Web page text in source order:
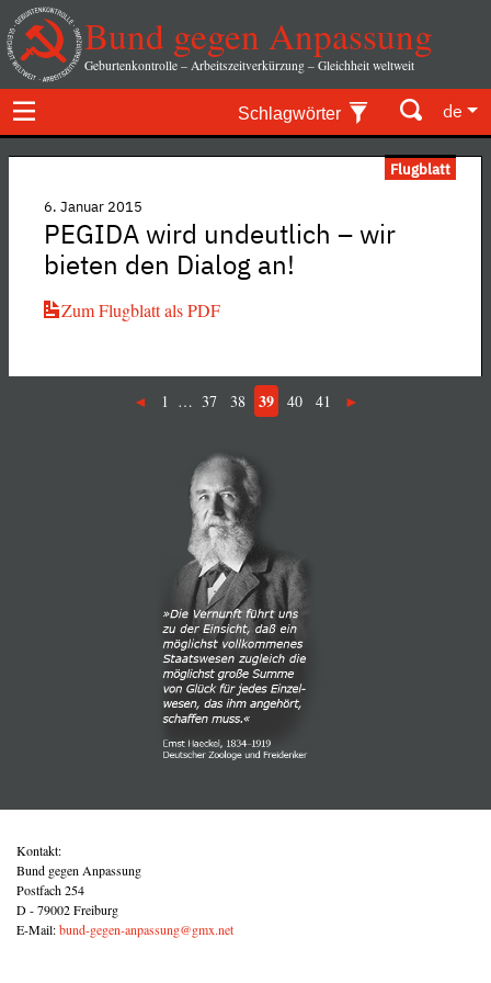
Bund gegen Anpassung
Geburtenkontrolle – Arbeitszeitverkürzung – Gleichheit weltweit
Schlagwörter de
Flugblatt
6. Januar 2015
PEGIDA wird undeutlich – wir
bieten den Dialog an!
Zum Flugblatt als PDF
1 … 37 38 39 40 41
Kontakt:
Bund gegen Anpassung
Postfach 254
D - 79002 Freiburg
E-Mail:bund-gegen-anpassung@gmx.net